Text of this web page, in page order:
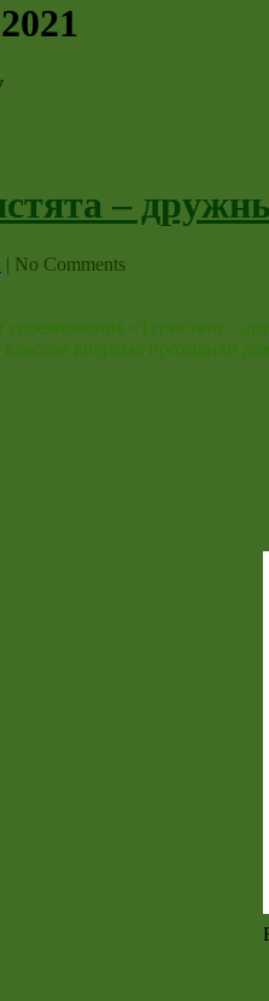
–
| No Comments
«Туристята –
впервые проходили